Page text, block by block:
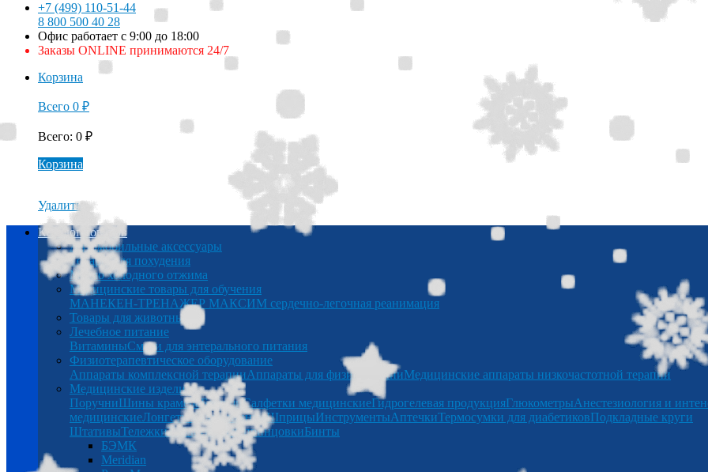
+7 (499) 110-51-44
8 800 500 40 28
Офис работает с 9:00 до 18:00
Заказы ONLINE принимаются 24/7
Корзина
Всего 0 ₽
Всего: 0 ₽
Корзина
Удалить
Каталог товаров
Автомобильные аксессуары
Товары для похудения
Масло холодного отжима
Медицинские товары для обучения
МАНЕКЕН-ТРЕНАЖЕР МАКСИМ сердечно-легочная реанимация
Товары для животных
Лечебное питание
ВитаминыСмеси для энтерального питания
Физиотерапевтическое оборудование
Аппараты комплексной терапииАппараты для физиотерапииМедицинские аппараты низкочастотной терапии
Медицинские изделия
ПоручниШины крамераБерушиСалфетки медицинскиеГидрогелевая продукцияГлюкометрыАнестезиология и
медицинскиеЛонгетыХалатыБинтыШприцыИнструментыАптечкиТермосумки для диабетиковПодкладные круги
ШтативыТележкиТаблетницыСпринцовкиБинты
БЭМК
Meridian